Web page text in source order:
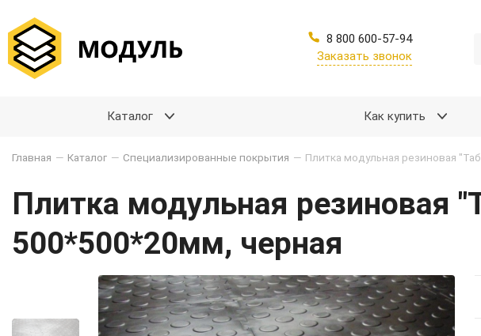
8 800 600-57-94
Заказать звонок
Каталог Как купить
Главная — Каталог — Специализированные покрытия —
Плитка модульная резиновая
500*500*20мм, черная